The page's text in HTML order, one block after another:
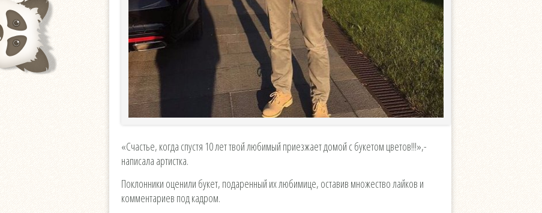
«Счастье, когда спустя 10 лет твой любимый приезжает домой с букетом цветов!!!»,-
написала артистка.
Поклонники оценили букет, подаренный их любимице, оставив множество лайков и
комментариев под кадром.